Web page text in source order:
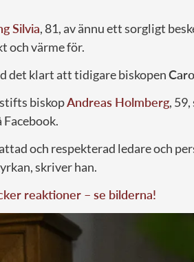
Silvia, 81, av ännu ett sorgligt
och värme för.
det klart att tidigare biskopen
biskopAndreas Holmberg,
och respekterad ledare och
skriver han.
reaktioner – se bilderna!